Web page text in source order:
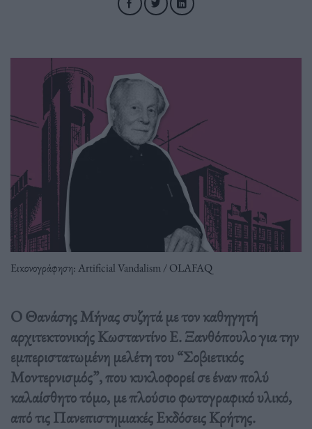
Εικονογράφηση: Artificial Vandalism / OLAFAQ
Ο Θανάσης Μήνας συζητά με τον καθηγητή
αρχιτεκτονικής Κωσταντίνο Ε. Ξανθόπουλο για την
εμπεριστατωμένη μελέτη του “Σοβιετικός
Μοντερνισμός”, που κυκλοφορεί σε έναν πολύ
καλαίσθητο τόμο, με πλούσιο φωτογραφικό υλικό,
από τις Πανεπιστημιακές Εκδόσεις Κρήτης.